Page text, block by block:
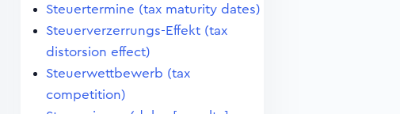
Steuertermine (tax maturity dates)
Steuerverzerrungs-Effekt (tax
distorsion effect)
Steuerwettbewerb (tax
competition)